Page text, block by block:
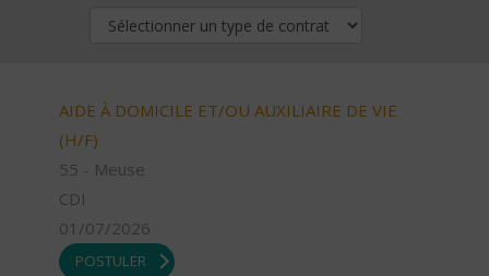
AIDE À DOMICILE ET/OU AUXILIAIRE DE VIE
(H/F)
55 - Meuse
CDI
01/07/2026
POSTULER